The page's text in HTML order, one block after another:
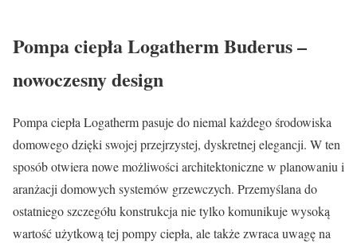
Pompa ciepła Logatherm Buderus –
nowoczesny design
Pompa ciepła Logatherm pasuje do niemal każdego środowiska
domowego dzięki swojej przejrzystej, dyskretnej elegancji. W ten
sposób otwiera nowe możliwości architektoniczne w planowaniu i
aranżacji domowych systemów grzewczych. Przemyślana do
ostatniego szczegółu konstrukcja nie tylko komunikuje wysoką
wartość użytkową tej pompy ciepła, ale także zwraca uwagę na